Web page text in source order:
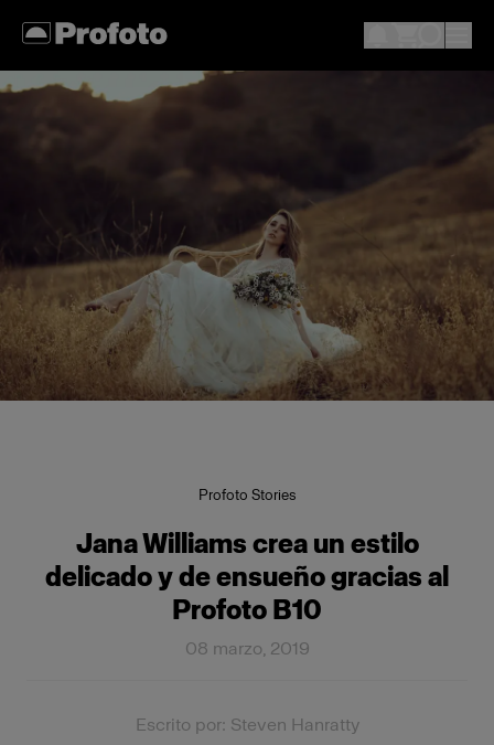
Profoto Stories
Jana Williams crea un estilo
delicado y de ensueño gracias al
Profoto B10
08 marzo, 2019
Escrito por: Steven Hanratty